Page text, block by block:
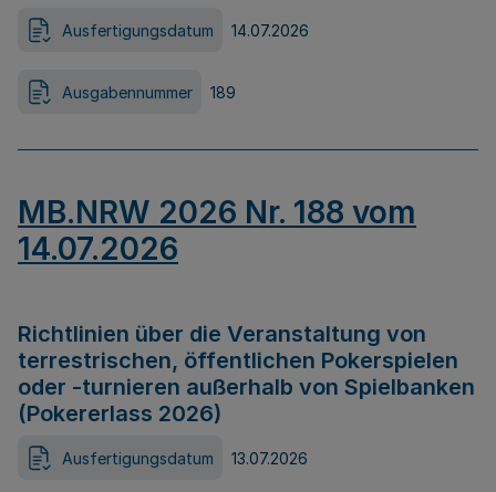
Ausfertigungsdatum 14.07.2026
Ausgabennummer 189
MB.NRW 2026 Nr. 188 vom
14.07.2026
Richtlinien über die Veranstaltung von
terrestrischen, öffentlichen Pokerspielen
oder -turnieren außerhalb von Spielbanken
(Pokererlass 2026)
Ausfertigungsdatum 13.07.2026